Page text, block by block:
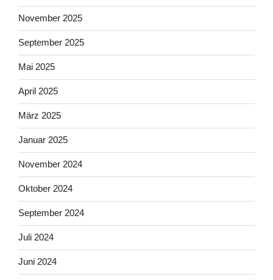
November 2025
September 2025
Mai 2025
April 2025
März 2025
Januar 2025
November 2024
Oktober 2024
September 2024
Juli 2024
Juni 2024